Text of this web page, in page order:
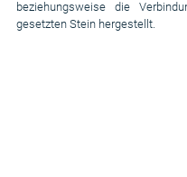
beziehungsweise die
gesetzten Stein hergestellt.